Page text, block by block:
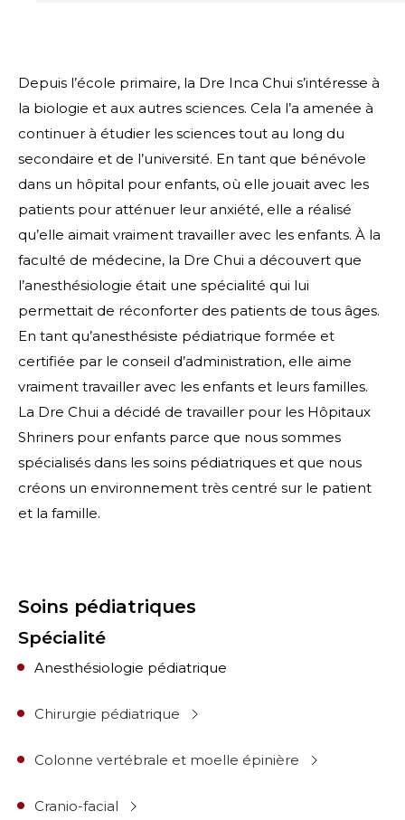
Depuis l’école primaire, la Dre Inca Chui s’intéresse à
la biologie et aux autres sciences. Cela l’a amenée à
continuer à étudier les sciences tout au long du
secondaire et de l’université. En tant que bénévole
dans un hôpital pour enfants, où elle jouait avec les
patients pour atténuer leur anxiété, elle a réalisé
qu’elle aimait vraiment travailler avec les enfants. À la
faculté de médecine, la Dre Chui a découvert que
l’anesthésiologie était une spécialité qui lui
permettait de réconforter des patients de tous âges.
En tant qu’anesthésiste pédiatrique formée et
certifiée par le conseil d’administration, elle aime
vraiment travailler avec les enfants et leurs familles.
La Dre Chui a décidé de travailler pour les Hôpitaux
Shriners pour enfants parce que nous sommes
spécialisés dans les soins pédiatriques et que nous
créons un environnement très centré sur le patient
et la famille.
Soins pédiatriques
Spécialité
Anesthésiologie pédiatrique
Chirurgie pédiatrique
Colonne vertébrale et moelle épinière
Cranio-facial